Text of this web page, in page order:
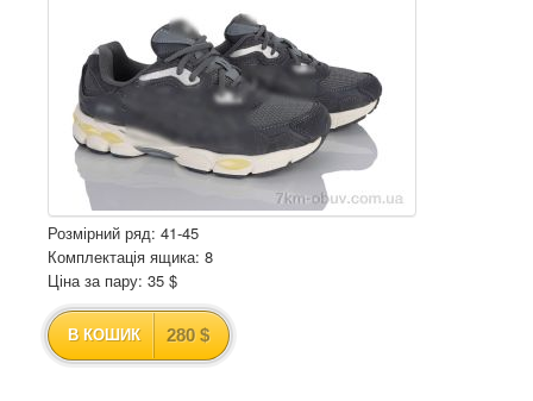
Розмірний ряд: 41-45
Комплектація ящика: 8
Ціна за пару: 35 $
В КОШИК 280 $